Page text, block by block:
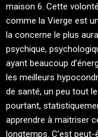
maison 6. Cette
comme la Vierge est
la concerne le plus
psychique,
ayant beaucoup
les meilleurs
de santé, un peu tout
pourtant,
apprendre à maitriser
longtemps. C’est